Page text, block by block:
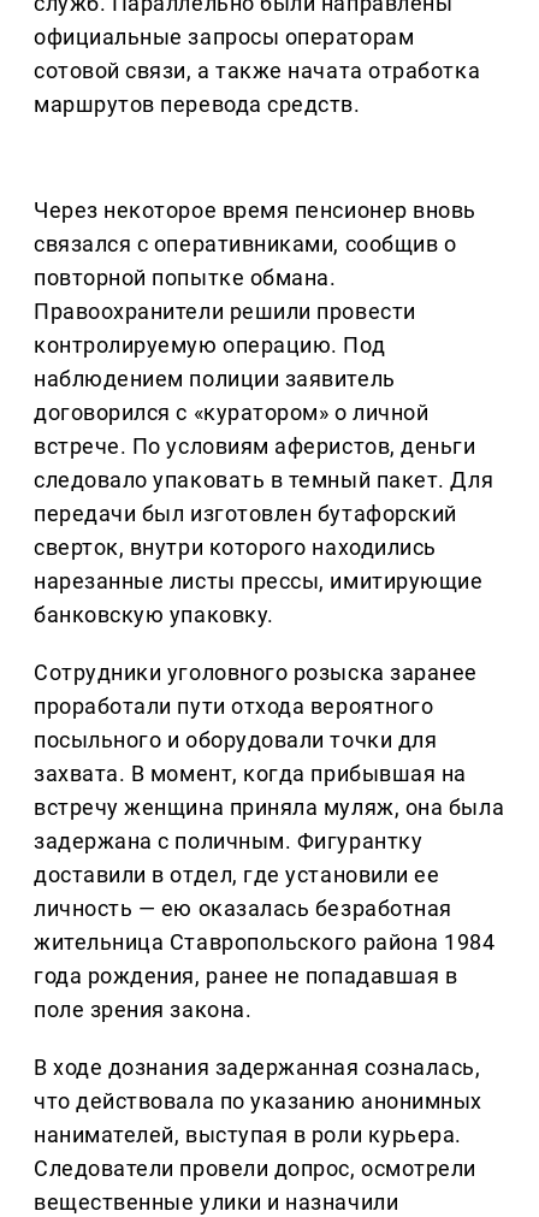
официальные запросы операторам
сотовой связи, а также начата отработка
маршрутов перевода средств.
Через некоторое время пенсионер вновь
связался с оперативниками, сообщив о
повторной попытке обмана.
Правоохранители решили провести
контролируемую операцию. Под
наблюдением полиции заявитель
договорился с «куратором» о личной
встрече. По условиям аферистов, деньги
следовало упаковать в темный пакет. Для
передачи был изготовлен бутафорский
сверток, внутри которого находились
нарезанные листы прессы, имитирующие
банковскую упаковку.
Сотрудники уголовного розыска заранее
проработали пути отхода вероятного
посыльного и оборудовали точки для
захвата. В момент, когда прибывшая на
встречу женщина приняла муляж, она была
задержана с поличным. Фигурантку
доставили в отдел, где установили ее
личность — ею оказалась безработная
жительница Ставропольского района 1984
года рождения, ранее не попадавшая в
поле зрения закона.
В ходе дознания задержанная созналась,
что действовала по указанию анонимных
нанимателей, выступая в роли курьера.
Следователи провели допрос, осмотрели
вещественные улики и назначили